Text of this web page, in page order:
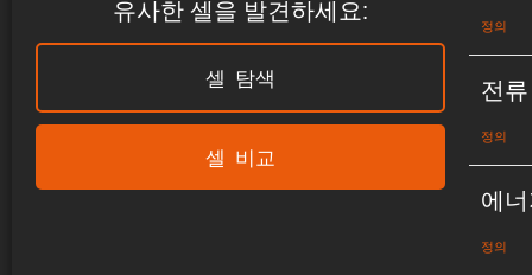
유사한 셀을 발견하세요:
셀 탐색
셀 비교
정의
전류
정의
에
정의